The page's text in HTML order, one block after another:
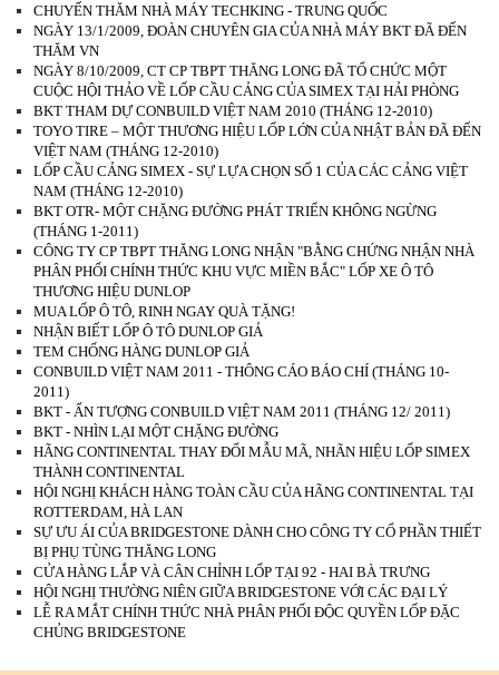
CHUYẾN THĂM NHÀ MÁY TECHKING - TRUNG QUỐC
NGÀY 13/1/2009, ĐOÀN CHUYÊN GIA CỦA NHÀ MÁY BKT ĐÃ ĐẾN
THĂM VN
NGÀY 8/10/2009, CT CP TBPT THĂNG LONG ĐÃ TỔ CHỨC MỘT
CUỘC HỘI THẢO VỀ LỐP CẦU CẢNG CỦA SIMEX TẠI HẢI PHÒNG
BKT THAM DỰ CONBUILD VIỆT NAM 2010 (THÁNG 12-2010)
TOYO TIRE – MỘT THƯƠNG HIỆU LỐP LỚN CỦA NHẬT BẢN ĐÃ ĐẾN
VIỆT NAM (THÁNG 12-2010)
LỐP CẦU CẢNG SIMEX - SỰ LỰA CHỌN SỐ 1 CỦA CÁC CẢNG VIỆT
NAM (THÁNG 12-2010)
BKT OTR- MỘT CHẶNG ĐƯỜNG PHÁT TRIỂN KHÔNG NGỪNG
(THÁNG 1-2011)
CÔNG TY CP TBPT THĂNG LONG NHẬN "BẰNG CHỨNG NHẬN NHÀ
PHÂN PHỐI CHÍNH THỨC KHU VỰC MIỀN BẮC" LỐP XE Ô TÔ
THƯƠNG HIỆU DUNLOP
MUA LỐP Ô TÔ, RINH NGAY QUÀ TẶNG!
NHẬN BIẾT LỐP Ô TÔ DUNLOP GIẢ
TEM CHỐNG HÀNG DUNLOP GIẢ
CONBUILD VIỆT NAM 2011 - THÔNG CÁO BÁO CHÍ (THÁNG 10-
2011)
BKT - ẤN TƯỢNG CONBUILD VIỆT NAM 2011 (THÁNG 12/ 2011)
BKT - NHÌN LẠI MỘT CHẶNG ĐƯỜNG
HÃNG CONTINENTAL THAY ĐỔI MẪU MÃ, NHÃN HIỆU LỐP SIMEX
THÀNH CONTINENTAL
HỘI NGHỊ KHÁCH HÀNG TOÀN CẦU CỦA HÃNG CONTINENTAL TẠI
ROTTERDAM, HÀ LAN
SỰ ƯU ÁI CỦA BRIDGESTONE DÀNH CHO CÔNG TY CỔ PHẦN THIẾT
BỊ PHỤ TÙNG THĂNG LONG
CỬA HÀNG LẮP VÀ CÂN CHỈNH LỐP TẠI 92 - HAI BÀ TRƯNG
HỘI NGHỊ THƯỜNG NIÊN GIỮA BRIDGESTONE VỚI CÁC ĐẠI LÝ
LỄ RA MẮT CHÍNH THỨC NHÀ PHÂN PHỐI ĐỘC QUYỀN LỐP ĐẶC
CHỦNG BRIDGESTONE